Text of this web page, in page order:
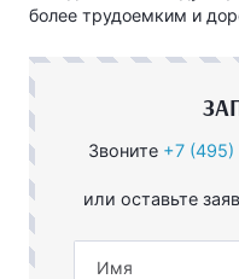
более трудоемким и
Звоните +7
или оставьте
Имя